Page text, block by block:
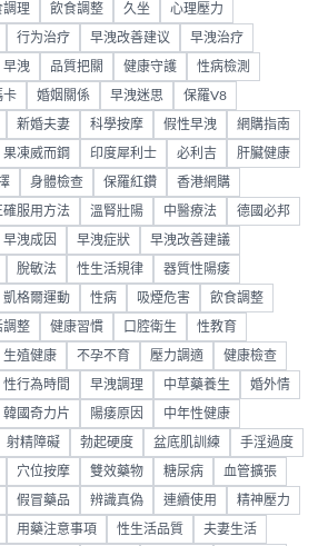
調理 飲食調整 久坐 心理壓力
行为治疗 早洩改善建议 早洩治疗
早洩 品質把關 健康守護 性病檢測
卡 婚姻關係 早洩迷思 保羅V8
新婚夫妻 科學按摩 假性早洩 網購指南
果凍威而鋼 印度犀利士 必利吉 肝臟健康
身體檢查 保羅紅鑽 香港網購
確服用方法 溫腎壯陽 中醫療法 德國必邦
早洩成因 早洩症狀 早洩改善建議
脫敏法 性生活規律 器質性陽痿
凱格爾運動 性病 吸煙危害 飲食調整
調整 健康習慣 口腔衛生 性教育
生殖健康 不孕不育 壓力調適 健康檢查
性行為時間 早洩調理 中草藥養生 婚外情
韓國奇力片 陽痿原因 中年性健康
射精障礙 勃起硬度 盆底肌訓練 手淫過度
穴位按摩 雙效藥物 糖尿病 血管擴張
假冒藥品 辨識真偽 連續使用 精神壓力
用藥注意事項 性生活品質 夫妻生活